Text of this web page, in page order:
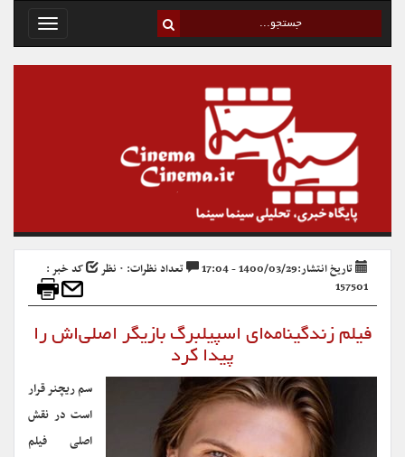
Toggle
تاریخ انتشار:1400/03/29 - 17:04 تعداد نظرات: ۰ نظر
کد خبر :
157501
فیلم زندگینامه‌ای اسپیلبرگ بازیگر اصلی‌اش را
پیدا کرد
سم ریچنر قرار
است در نقش
اصلی فیلم